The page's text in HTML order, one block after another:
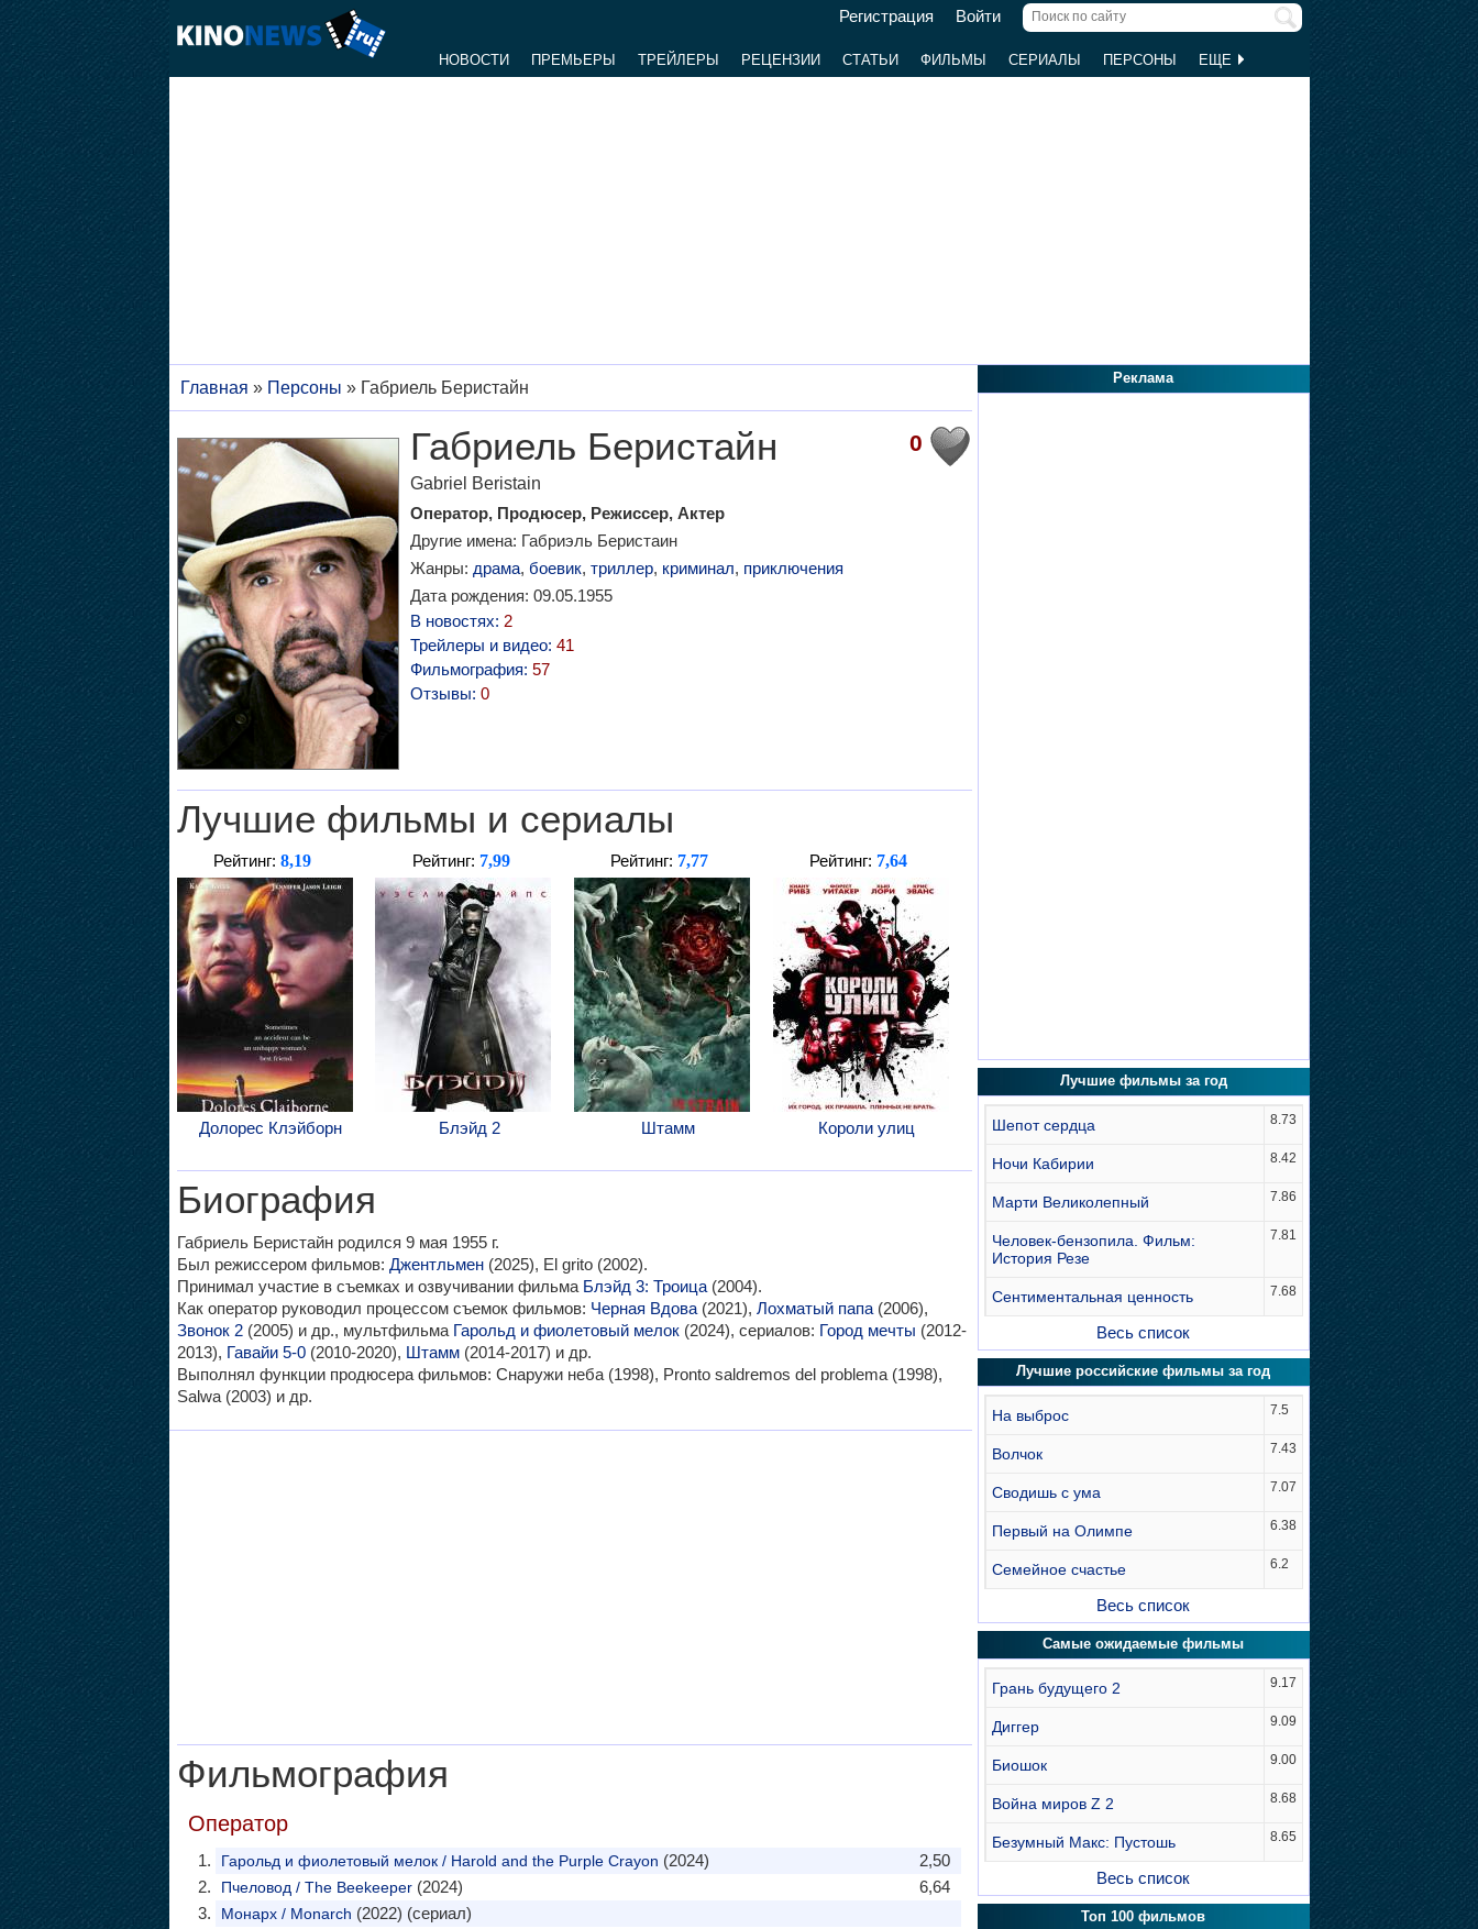
Регистрация Войти
НОВОСТИ ПРЕМЬЕРЫ ТРЕЙЛЕРЫ РЕЦЕНЗИИ СТАТЬИ ФИЛЬМЫ СЕРИАЛЫ ПЕРСОНЫ ЕЩЕ
Главная » Персоны » Габриель Беристайн
0
Габриель Беристайн
Gabriel Beristain
Оператор, Продюсер, Режиссер, Актер
Другие имена: Габриэль Беристаин
Жанры: драма, боевик, триллер, криминал, приключения
Дата рождения: 09.05.1955
В новостях: 2
Трейлеры и видео: 41
Фильмография: 57
Отзывы: 0
Лучшие фильмы и сериалы
Рейтинг: 8,19
Долорес Клэйборн
Рейтинг: 7,99
Блэйд 2
Рейтинг: 7,77
Штамм
Рейтинг: 7,64
Короли улиц
Биография
Габриель Беристайн родился 9 мая 1955 г.
Был режиссером фильмов: Джентльмен(2025), El grito (2002).
Принимал участие в съемках и озвучивании фильма Блэйд 3: Троица(2004).
Как оператор руководил процессом съемок фильмов: Черная Вдова(2021), Лохматый папа(2006),
Звонок 2(2005) и др., мультфильма Гарольд и фиолетовый мелок(2024), сериалов: Город мечты (2012-
2013), Гавайи 5-0(2010-2020), Штамм(2014-2017) и др.
Выполнял функции продюсера фильмов: Снаружи неба (1998), Pronto saldremos del problema (1998),
Salwa (2003) и др.
Фильмография
Оператор
2,50
Гарольд и фиолетовый мелок / Harold and the Purple Crayon (2024)
6,64
Пчеловод / The Beekeeper(2024)
Монарх / Monarch (2022) (сериал)
Реклама
Лучшие фильмы за год
Шепот сердца 8.73
Ночи Кабирии 8.42
Марти Великолепный 7.86
Человек-бензопила. Фильм:
История Резе
7.81
Сентиментальная ценность 7.68
Весь список
Лучшие российские фильмы за год
На выброс 7.5
Волчок 7.43
Сводишь с ума 7.07
Первый на Олимпе 6.38
Семейное счастье 6.2
Весь список
Самые ожидаемые фильмы
Грань будущего 2 9.17
Диггер 9.09
Биошок 9.00
Война миров Z 2 8.68
Безумный Макс: Пустошь 8.65
Весь список
Топ 100 фильмов